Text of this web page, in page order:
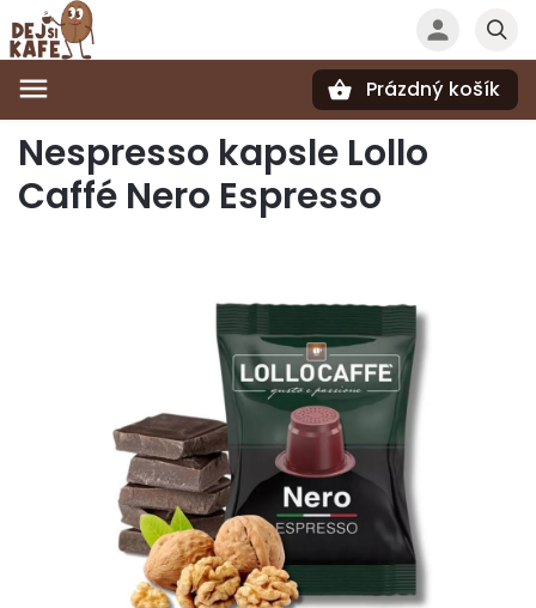
Prázdný košík
Nespresso kapsle Lollo
Caffé Nero Espresso